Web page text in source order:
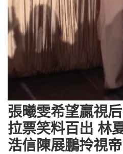
張曦雯希望贏視
拉票笑料百出 林
浩信陳展鵬拎視帝